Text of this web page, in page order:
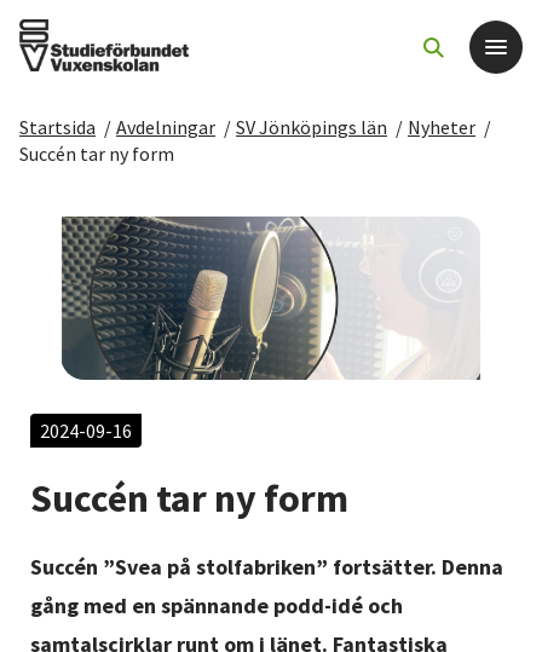
Det här gör vi
För dig som
Sök kurser och evenemang
Om SV
Starta studiecirkel
Cirkelledare
Nyheter
Avdelningar
Startsida / Avdelningar / SV Jönköpings län / Nyheter /
Succén tar ny form
2024-09-16
Succén tar ny form
Succén ”Svea på stolfabriken” fortsätter. Denna
gång med en spännande podd-idé och
samtalscirklar runt om i länet. Fantastiska